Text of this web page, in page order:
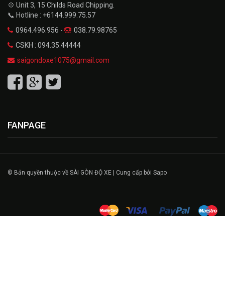
💠 Unit 3, 15 Childs Road Chipping.
📞 Hotline : +6144.999.75.57
0964.496.956 -
038.79.98765
CSKH : 094.35.44444
saigondoxe1075@gmail.com
FANPAGE
© Bản quyền thuộc về SÀI GÒN ĐỘ XE | Cung cấp bởi Sapo